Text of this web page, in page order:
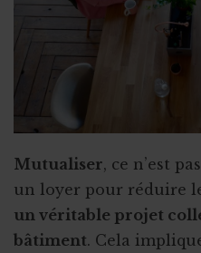
Triathlon solidaire
Concentration de motos et
Mutualiser, ce n’est
un loyer pour réduire
un véritable projet
bâtiment. Cela